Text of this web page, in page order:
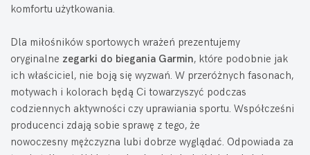
komfortu użytkowania.
Dla miłośników sportowych wrażeń prezentujemy
oryginalne zegarki do biegania Garmin, które podobnie jak
ich właściciel, nie boją się wyzwań. W przeróżnych fasonach,
motywach i kolorach będą Ci towarzyszyć podczas
codziennych aktywności czy uprawiania sportu. Współcześni
producenci zdają sobie sprawę z tego, że
nowoczesny mężczyzna lubi dobrze wyglądać. Odpowiada za